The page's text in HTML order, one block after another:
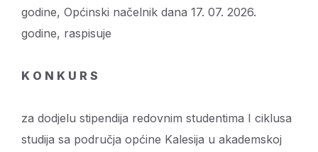
godine, Općinski načelnik dana 17. 07. 2026.
godine, raspisuje
K O N K U R S
za dodjelu stipendija redovnim studentima I ciklusa
studija sa područja općine Kalesija u akademskoj